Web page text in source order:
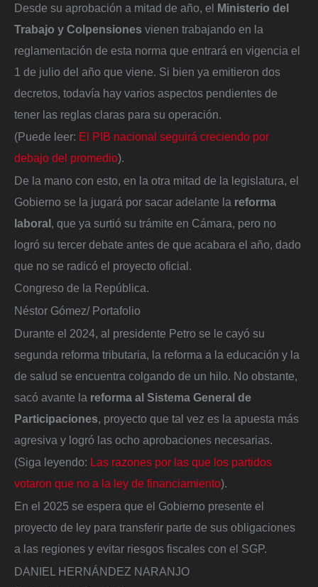
Desde su aprobación a mitad de año, el Ministerio del
Trabajo y Colpensiones vienen trabajando en la
reglamentación de esta norma que entrará en vigencia el
1 de julio del año que viene. Si bien ya emitieron dos
decretos, todavía hay varios aspectos pendientes de
tener las reglas claras para su operación.
(Puede leer: El PIB nacional seguirá creciendo por
debajo del promedio).
De la mano con esto, en la otra mitad de la legislatura, el
Gobierno se la jugará por sacar adelante la reforma
laboral, que ya surtió su trámite en Cámara, pero no
logró su tercer debate antes de que acabara el año, dado
que no se radicó el proyecto oficial.
Congreso de la República.
Néstor Gómez/ Portafolio
Durante el 2024, al presidente Petro se le cayó su
segunda reforma tributaria, la reforma a la educación y la
de salud se encuentra colgando de un hilo. No obstante,
sacó avante la reforma al Sistema General de
Participaciones, proyecto que tal vez es la apuesta más
agresiva y logró las ocho aprobaciones necesarias.
(Siga leyendo: Las razones por las que los partidos
votaron que no a la ley de financiamiento).
En el 2025 se espera que el Gobierno presente el
proyecto de ley para transferir parte de sus obligaciones
a las regiones y evitar riesgos fiscales con el SGP.
DANIEL HERNÁNDEZ NARANJO